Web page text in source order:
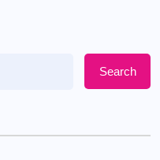
Search